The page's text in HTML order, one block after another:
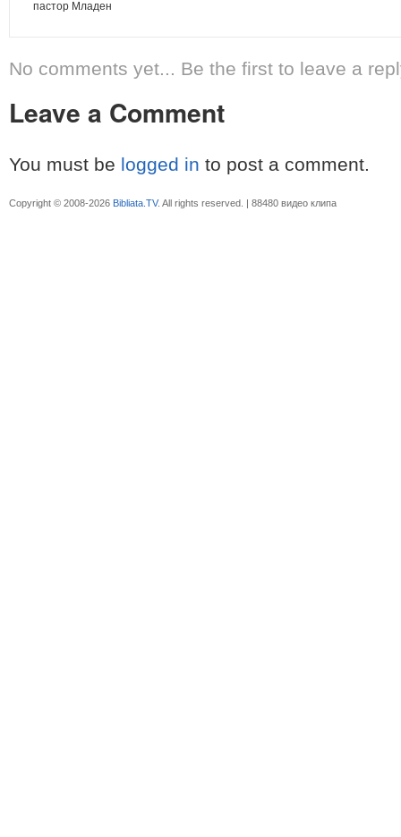
пастор Младен
No comments yet... Be the first to leave a
Leave a Comment
You must be logged in to post a comment.
Copyright © 2008-2026 Bibliata.TV. All rights reserved. | 88480 видео клипа